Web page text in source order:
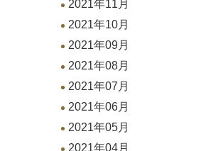
2021年11月
2021年10月
2021年09月
2021年08月
2021年07月
2021年06月
2021年05月
2021年04月